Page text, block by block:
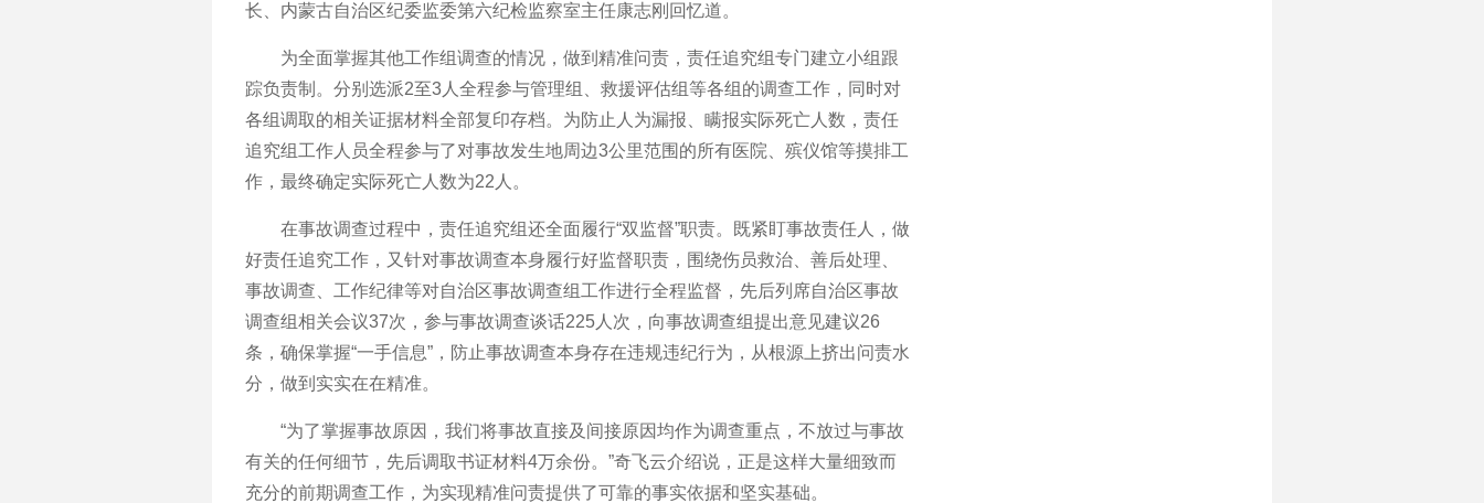
长、内蒙古自治区纪委监委第六纪检监察室主任康志刚回忆道。
为全面掌握其他工作组调查的情况，做到精准问责，责任追究组专门建立小组跟
踪负责制。分别选派2至3人全程参与管理组、救援评估组等各组的调查工作，同时对
各组调取的相关证据材料全部复印存档。为防止人为漏报、瞒报实际死亡人数，责任
追究组工作人员全程参与了对事故发生地周边3公里范围的所有医院、殡仪馆等摸排工
作，最终确定实际死亡人数为22人。
在事故调查过程中，责任追究组还全面履行“双监督”职责。既紧盯事故责任人，做
好责任追究工作，又针对事故调查本身履行好监督职责，围绕伤员救治、善后处理、
事故调查、工作纪律等对自治区事故调查组工作进行全程监督，先后列席自治区事故
调查组相关会议37次，参与事故调查谈话225人次，向事故调查组提出意见建议26
条，确保掌握“一手信息”，防止事故调查本身存在违规违纪行为，从根源上挤出问责水
分，做到实实在在精准。
“为了掌握事故原因，我们将事故直接及间接原因均作为调查重点，不放过与事故
有关的任何细节，先后调取书证材料4万余份。”奇飞云介绍说，正是这样大量细致而
充分的前期调查工作，为实现精准问责提供了可靠的事实依据和坚实基础。